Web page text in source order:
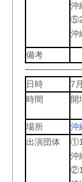
沖
沖
備考
日時
7
時間
開
場所
沖
出演団体
沖